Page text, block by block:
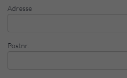
Adresse
Postnr.